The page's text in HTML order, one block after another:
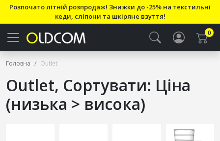
Розпочато літній розпродаж! Знижки до -25% на текстильні
кеди, сліпони та шкіряне взуття!
0
Головна Outlet
Outlet, Сортувати: Ціна
(низька > висока)